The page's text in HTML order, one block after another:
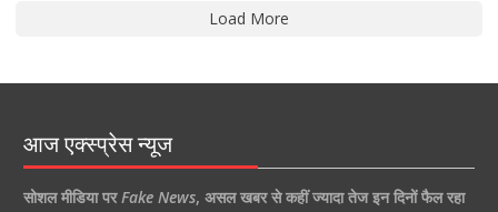
Load More
आज एक्स्प्रेस न्यूज
सोशल मीडिया परFake News, असल खबर से कहीं ज्यादा तेज इन दिनों फैल रहा